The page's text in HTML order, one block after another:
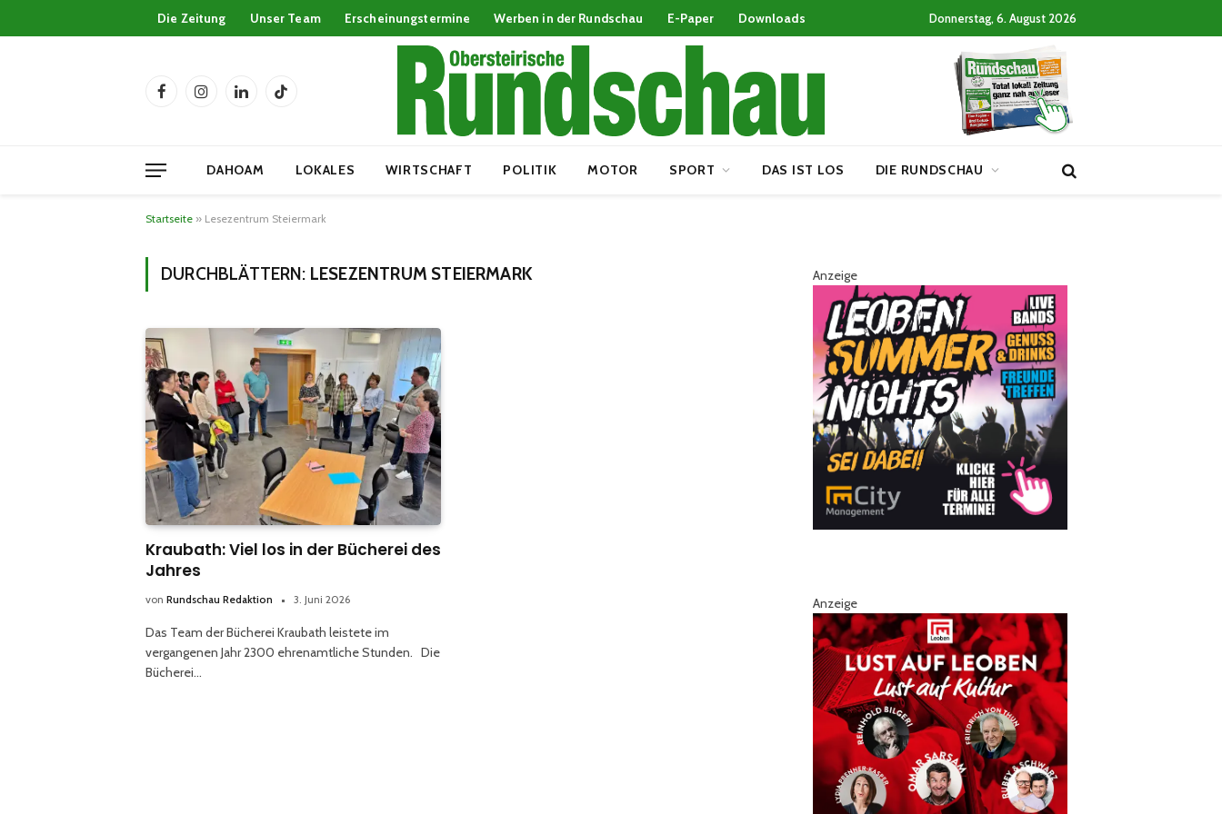
Die Zeitung Unser Team Erscheinungstermine Werben in der Rundschau E-Paper Downloads Donnerstag, 6. August 2026
FacebookInstagramLinkedInTikTok
DAHOAM LOKALES WIRTSCHAFT POLITIK MOTOR SPORT DAS IST LOS DIE RUNDSCHAU
Startseite » Lesezentrum Steiermark
DURCHBLÄTTERN: LESEZENTRUM STEIERMARK
Kraubath: Viel los in der Bücherei des
Jahres
von Rundschau Redaktion 3. Juni 2026
Das Team der Bücherei Kraubath leistete im
vergangenen Jahr 2300 ehrenamtliche Stunden. Die
Bücherei…
Anzeige
Anzeige